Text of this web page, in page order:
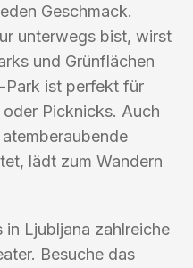
Geschmack.
unterwegs bist, wirst
und Grünflächen
Park ist perfekt für
Picknicks. Auch
lädt zum Wandern
in Ljubljana zahlreiche
Besuche das